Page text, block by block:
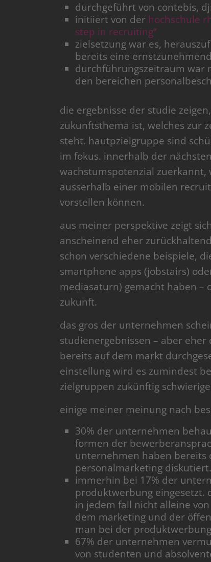
durchgeführt von contebis,
initiiert von der hochschule
step in recruiting“
zielsetzung war es,
bereits eine
durchführungszeitraum war
den bereichen
die ergebnisse der studie
zukunftsthema ist, welches zur
steht. hautpzielgruppe sind
im fokus. innerhalb der
wachstumspotenzial
ausserhalb einer mobilen
vorstellen können.
aus meiner perspektive zeigt
anscheinend eher
schon verschiedene beispiele,
smartphone apps (jobstairs)
mediasaturn) gemacht haben
zukunft.
das gros der unternehmen
studienergebnissen – aber
bereits auf dem markt
einstellung wird es zumindest
zielgruppen zukünftig
einige meiner meinung nach
30% der unternehmen
formen der
unternehmen haben bereits
personalmarketing
immerhin bei 17% der
produktwerbung eingesetzt.
in jedem fall nicht alleine
dem marketing und der
man bei der
67% der unternehmen
von studenten und